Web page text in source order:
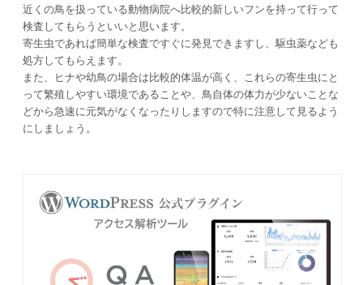
近くの鳥を扱っている動物病院へ比較的新しいフンを持って行って
検査してもらうといいと思います。
寄生虫であれば簡単な検査ですぐに発見できますし、駆虫薬なども
処方してもらえます。
また、ヒナや幼鳥の場合は比較的体温が高く、これらの寄生虫にと
って繁殖しやすい環境であることや、鳥自体の体力が少ないことな
どから急速に元気がなくなったりしますので特に注意して見るよう
にしましょう。